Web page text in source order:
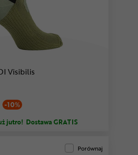
Visibilis
-10%
jutro! Dostawa GRATIS
Porównaj